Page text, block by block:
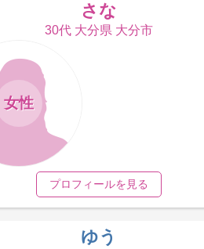
さな
30代 大分県 大分市
女性
プロフィールを見る
ゆう